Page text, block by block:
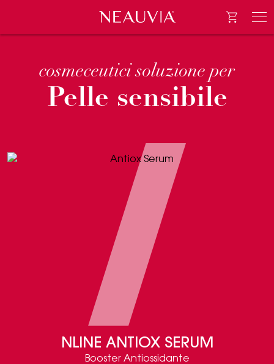
Neauvia Go to e-
cosmeceutici soluzione per
Pelle sensibile
NLINE ANTIOX SERUM
Booster Antiossidante